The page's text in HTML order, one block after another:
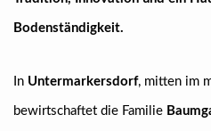
Bodenständigkeit.
In Untermarkersdorf, mitten im
bewirtschaftet die Familie